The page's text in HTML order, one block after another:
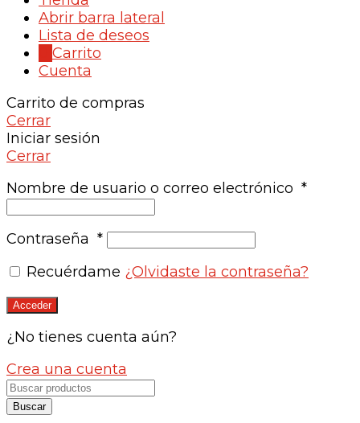
Abrir barra lateral
Lista de deseos
Carrito
Cuenta
Carrito de compras
Cerrar
Iniciar sesión
Cerrar
Nombre de usuario o correo electrónico *
Contraseña *
Recuérdame ¿Olvidaste la contraseña?
Acceder
¿No tienes cuenta aún?
Crea una cuenta
Buscar